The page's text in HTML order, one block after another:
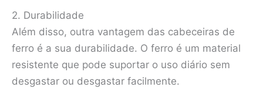
2. Durabilidade
Além disso, outra vantagem das cabeceiras de
ferro é a sua durabilidade. O ferro é um material
resistente que pode suportar o uso diário sem
desgastar ou desgastar facilmente.